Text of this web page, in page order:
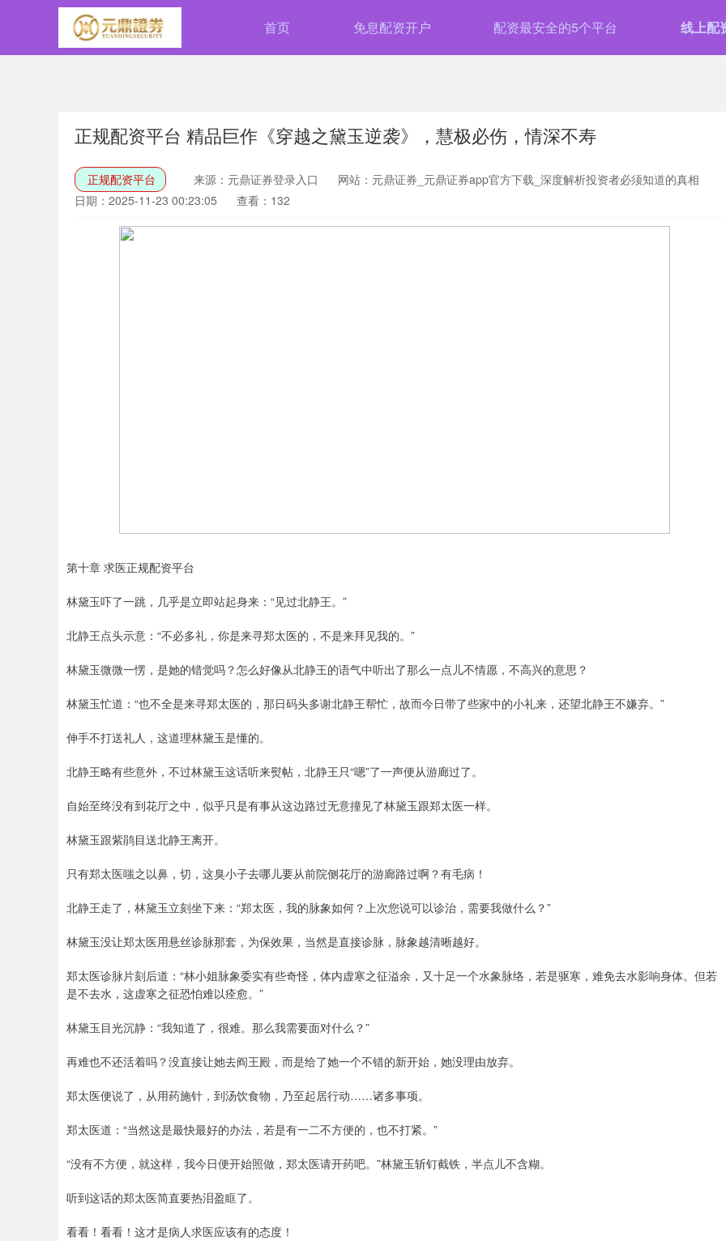
首页 免息配资开户 配资最安全的5个平台 线上配
正规配资平台 精品巨作《穿越之黛玉逆袭》，慧极必伤，情深不寿
正规配资平台 来源：元鼎证券登录入口
网站：元鼎证券_元鼎证券app官方下载_深度解析投资者必须知道的真相
日期：2025-11-23 00:23:05
查看：132
第十章 求医正规配资平台
林黛玉吓了一跳，几乎是立即站起身来：“见过北静王。”
北静王点头示意：“不必多礼，你是来寻郑太医的，不是来拜见我的。”
林黛玉微微一愣，是她的错觉吗？怎么好像从北静王的语气中听出了那么一点儿不情愿，不高兴的意思？
林黛玉忙道：“也不全是来寻郑太医的，那日码头多谢北静王帮忙，故而今日带了些家中的小礼来，还望北静王不嫌弃。”
伸手不打送礼人，这道理林黛玉是懂的。
北静王略有些意外，不过林黛玉这话听来熨帖，北静王只“嗯”了一声便从游廊过了。
自始至终没有到花厅之中，似乎只是有事从这边路过无意撞见了林黛玉跟郑太医一样。
林黛玉跟紫鹃目送北静王离开。
只有郑太医嗤之以鼻，切，这臭小子去哪儿要从前院侧花厅的游廊路过啊？有毛病！
北静王走了，林黛玉立刻坐下来：“郑太医，我的脉象如何？上次您说可以诊治，需要我做什么？”
林黛玉没让郑太医用悬丝诊脉那套，为保效果，当然是直接诊脉，脉象越清晰越好。
郑太医诊脉片刻后道：“林小姐脉象委实有些奇怪，体内虚寒之征溢余，又十足一个水象脉络，若是驱寒，难免去水影响身体。但若
是不去水，这虚寒之征恐怕难以痊愈。”
林黛玉目光沉静：“我知道了，很难。那么我需要面对什么？”
再难也不还活着吗？没直接让她去阎王殿，而是给了她一个不错的新开始，她没理由放弃。
郑太医便说了，从用药施针，到汤饮食物，乃至起居行动……诸多事项。
郑太医道：“当然这是最快最好的办法，若是有一二不方便的，也不打紧。”
“没有不方便，就这样，我今日便开始照做，郑太医请开药吧。”林黛玉斩钉截铁，半点儿不含糊。
听到这话的郑太医简直要热泪盈眶了。
看看！看看！这才是病人求医应该有的态度！